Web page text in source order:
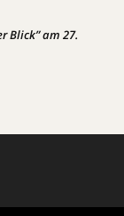
Blick” am 27.